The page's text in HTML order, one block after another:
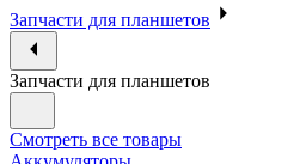
Запчасти для планшетов
Запчасти для планшетов
Смотреть все товары